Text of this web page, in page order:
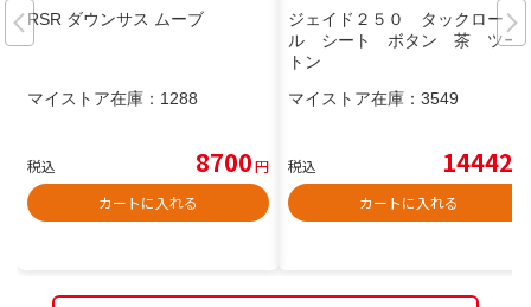
RSR ダウンサス ムーブ
マイストア在庫： 1288
税込 8700円
カートに入れる
ジェイド２５０ タックロー
ル シート ボタン 茶 ツー
トン
マイストア在庫： 3549
税込 14442
カートに入れる